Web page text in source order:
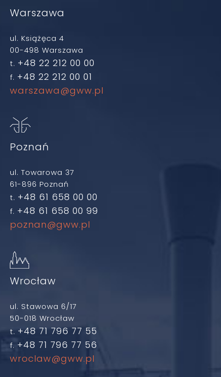
Warszawa
ul. Książęca 4
00-498 Warszawa
t. +48 22 212 00 00
f. +48 22 212 00 01
warszawa@gww.pl
Poznań
ul. Towarowa 37
61-896 Poznań
t. +48 61 658 00 00
f. +48 61 658 00 99
poznan@gww.pl
Wrocław
ul. Stawowa 6/17
50-018 Wrocław
t. +48 71 796 77 55
f. +48 71 796 77 56
wroclaw@gww.pl